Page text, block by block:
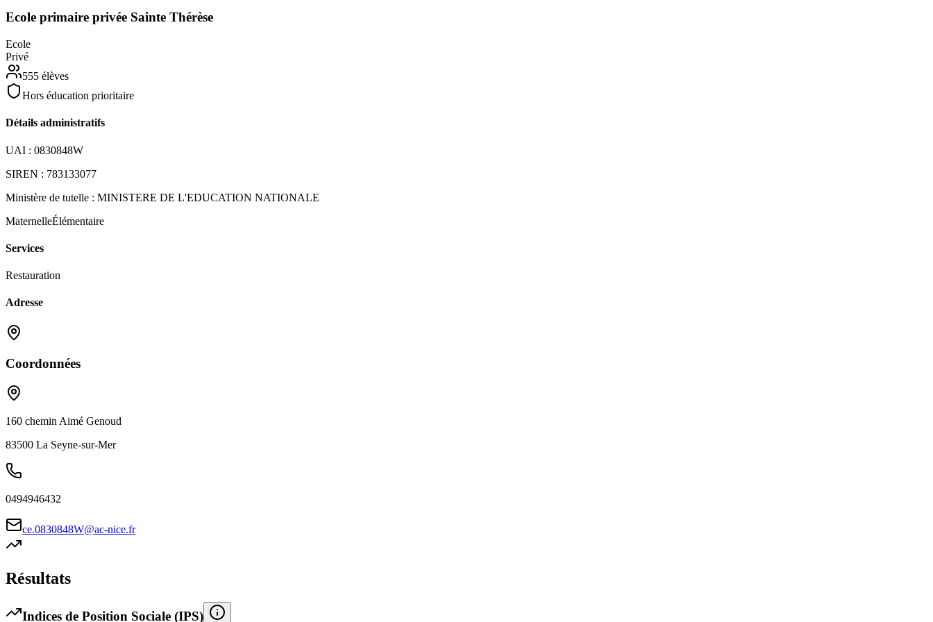
Ecole primaire privée Sainte Thérèse
Ecole
Privé
555 élèves
Hors éducation prioritaire
Détails administratifs
UAI : 0830848W
SIREN : 783133077
Ministère de tutelle : MINISTERE DE L'EDUCATION NATIONALE
MaternelleÉlémentaire
Services
Restauration
Adresse
Coordonnées
160 chemin Aimé Genoud
83500 La Seyne-sur-Mer
0494946432
ce.0830848W@ac-nice.fr
Résultats
Indices de Position Sociale (IPS)